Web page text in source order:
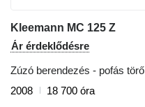
Kleemann MC 125 Z
Ár érdeklődésre
Zúzó berendezés - pofás törő
2008
18 700 óra